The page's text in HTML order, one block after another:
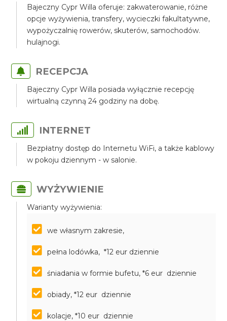
Bajeczny Cypr Willa oferuje: zakwaterowanie, różne
opcje wyżywienia, transfery, wycieczki fakultatywne,
wypożyczalnię rowerów, skuterów, samochodów.
hulajnogi.
RECEPCJA
Bajeczny Cypr Willa posiada wyłącznie recepcję
wirtualną czynną 24 godziny na dobę.
INTERNET
Bezpłatny dostęp do Internetu WiFi, a także kablowy
w pokoju dziennym - w salonie.
WYŻYWIENIE
Warianty wyżywienia:
we własnym zakresie,
pełna lodówka, *12 eur dziennie
śniadania w formie bufetu, *6 eur dziennie
obiady, *12 eur dziennie
kolacje, *10 eur dziennie